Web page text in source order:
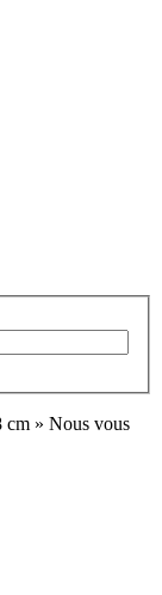
cm » Nous vous